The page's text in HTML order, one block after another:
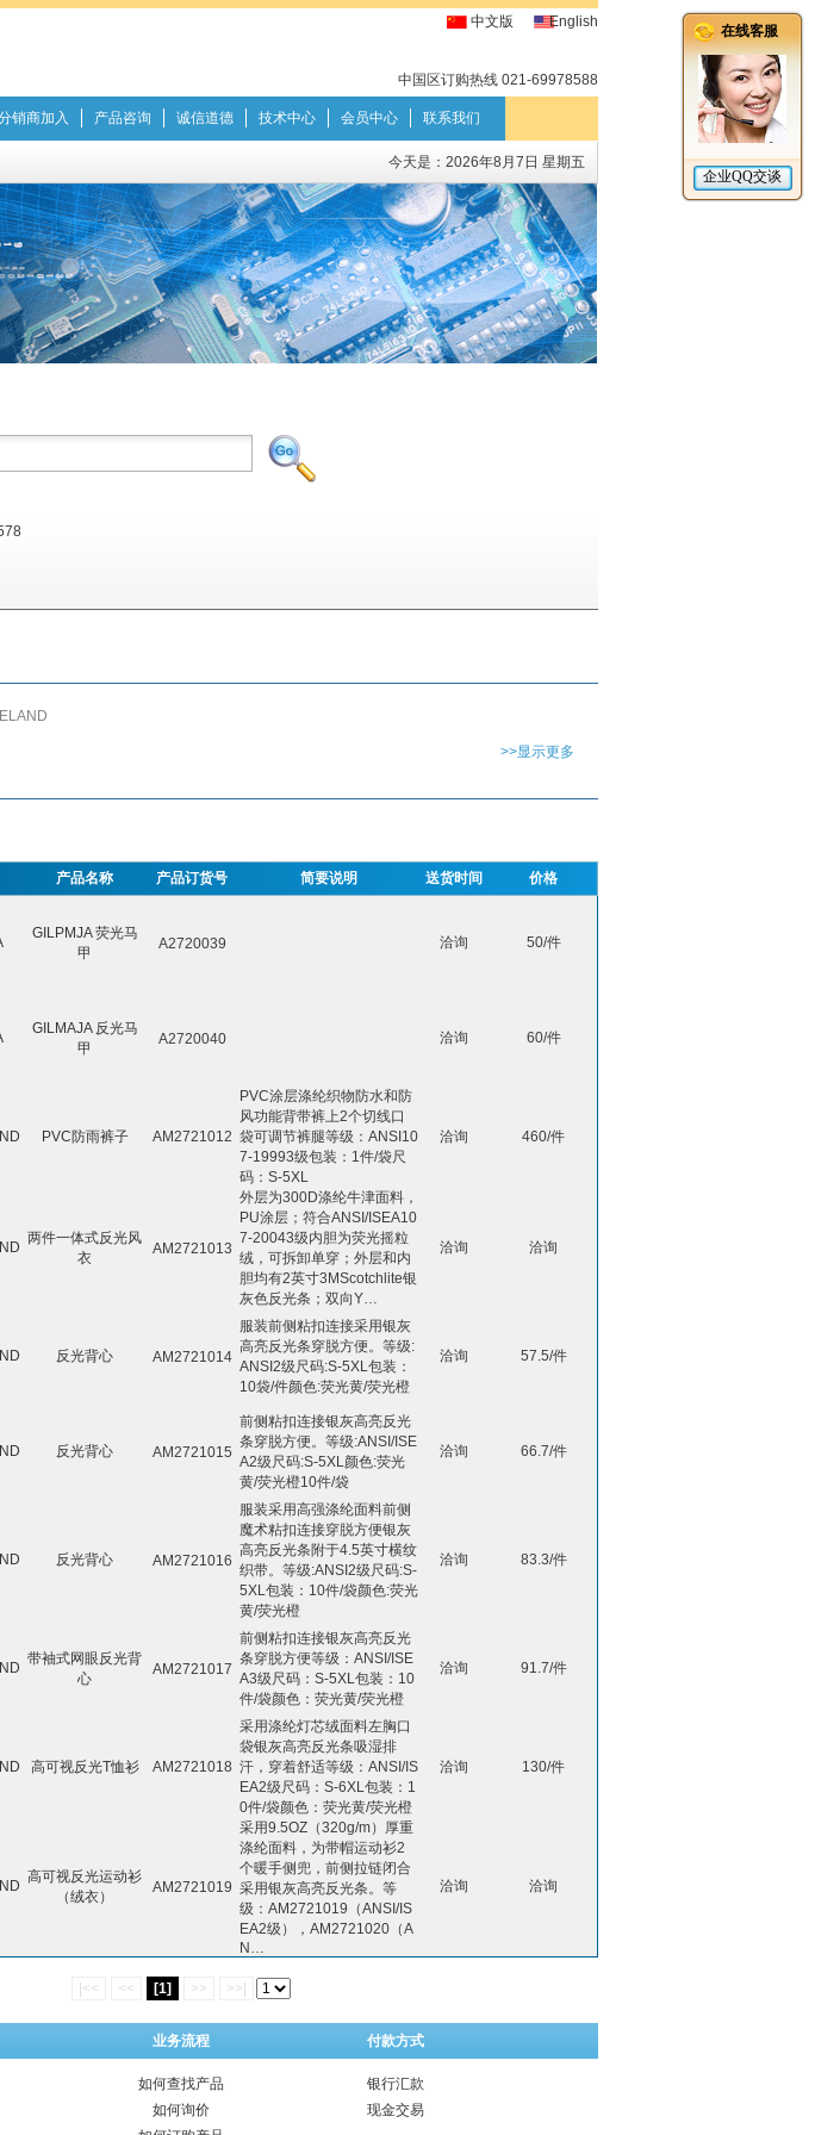
中文版 English
中国区订购热线 021-69978588
销商加入 产品咨询 诚信道德 技术中心 会员中心 联系我们
今天是： 2026年8月7日 星期五
>>显示更多
产品名称 产品订货号 简要说明 送货时间 价格
GILPMJA 荧光马
甲
A2720039 洽询 50/件
GILMAJA 反光马
甲
A2720040 洽询 60/件
PVC防雨裤子 AM2721012
PVC涂层涤纶织物防水和防
风功能背带裤上2个切线口
袋可调节裤腿等级：ANSI10
7-19993级包装：1件/袋尺
码：S-5XL
洽询 460/件
两件一体式反光风
衣
AM2721013
外层为300D涤纶牛津面料，
PU涂层；符合ANSI/ISEA10
7-20043级内胆为荧光摇粒
绒，可拆卸单穿；外层和内
胆均有2英寸3MScotchlite银
灰色反光条；双向Y…
洽询 洽询
反光背心 AM2721014
服装前侧粘扣连接采用银灰
高亮反光条穿脱方便。等级:
ANSI2级尺码:S-5XL包装：
10袋/件颜色:荧光黄/荧光橙
洽询 57.5/件
反光背心 AM2721015
前侧粘扣连接银灰高亮反光
条穿脱方便。等级:ANSI/ISE
A2级尺码:S-5XL颜色:荧光
黄/荧光橙10件/袋
洽询 66.7/件
反光背心 AM2721016
服装采用高强涤纶面料前侧
魔术粘扣连接穿脱方便银灰
高亮反光条附于4.5英寸横纹
织带。等级:ANSI2级尺码:S-
5XL包装：10件/袋颜色:荧光
黄/荧光橙
洽询 83.3/件
带袖式网眼反光背
心
AM2721017
前侧粘扣连接银灰高亮反光
条穿脱方便等级：ANSI/ISE
A3级尺码：S-5XL包装：10
件/袋颜色：荧光黄/荧光橙
洽询 91.7/件
高可视反光T恤衫 AM2721018
采用涤纶灯芯绒面料左胸口
袋银灰高亮反光条吸湿排
汗，穿着舒适等级：ANSI/IS
EA2级尺码：S-6XL包装：1
0件/袋颜色：荧光黄/荧光橙
洽询 130/件
高可视反光运动衫
（绒衣）
AM2721019
采用9.5OZ（320g/m）厚重
涤纶面料，为带帽运动衫2
个暖手侧兜，前侧拉链闭合
采用银灰高亮反光条。等
级：AM2721019（ANSI/IS
EA2级），AM2721020（A
N…
洽询 洽询
|<< << [1] >> >>|
业务流程 付款方式
如何查找产品
如何询价
银行汇款
现金交易